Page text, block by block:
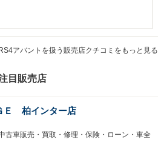
アバントを扱う販売店クチコミをもっと見る
目販売店
Ｅ 柏インター店
古車販売・買取・修理・保険・ローン・車全